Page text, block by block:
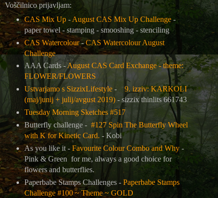
Voščilnico prijavljam:
CAS Mix Up- August CAS Mix Up Challenge-
paper towel - stamping - smooshing - stenciling
CAS Watercolour-CAS Watercolour August
Challenge
AAA Cards -August CAS Card Exchange - theme:
FLOWER/FLOWERS
Ustvarjamo s SizzixLifestyle-9. izziv: KARKOLI
(maj/junij + julij/avgust 2019)- sizzix thinlits 661743
Tuesday Morning Sketches #517
Butterfly challenge - #127 Spin The Butterfly Wheel
with K for Kinetic Card. - Kobi
As you like it - Favourite Colour Combo and Why-
Pink & Green for me, always a good choice for
flowers and butterflies.
Paperbabe Stamps Challenges - Paperbabe Stamps
Challenge #100 ~ Theme ~ GOLD